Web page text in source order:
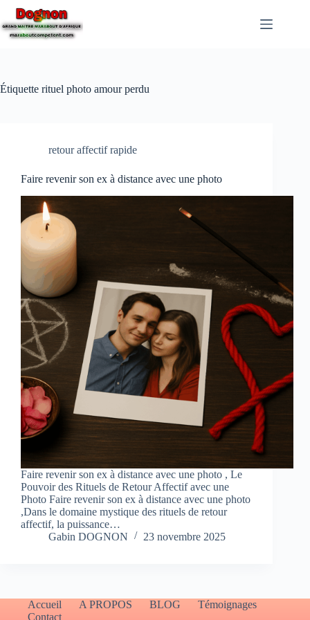
Étiquette rituel photo amour perdu
retour affectif rapide
Faire revenir son ex à distance avec une photo
Faire revenir son ex à distance avec une photo , Le
Pouvoir des Rituels de Retour Affectif avec une
Photo Faire revenir son ex à distance avec une photo
,Dans le domaine mystique des rituels de retour
affectif, la puissance…
Gabin DOGNON
23 novembre 2025
Accueil A PROPOS BLOG
Témoignages
Contact